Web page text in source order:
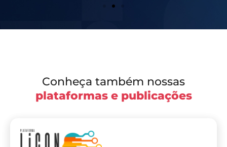
Conheça também nossas
plataformas e publicações